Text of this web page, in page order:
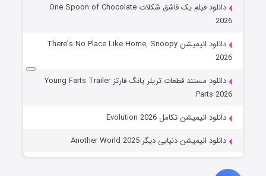
دانلود فیلم یک قاشق شکلات One Spoon of Chocolate
2026
دانلود انیمیشن There’s No Place Like Home, Snoopy
2026
دانلود مستند قطعات تریلر یانگ فارتز Young Farts Trailer
Parts 2026
دانلود انیمیشن تکامل Evolution 2026
دانلود انیمیشن دنیایی دیگر Another World 2025